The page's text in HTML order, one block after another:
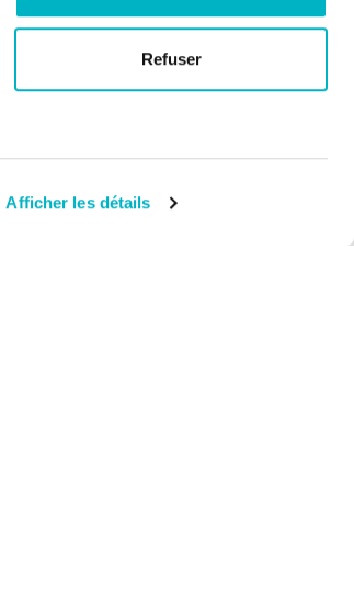
Afficher les détails
Refuser